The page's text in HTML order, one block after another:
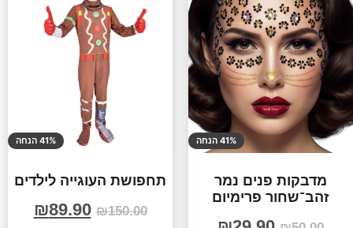
41% הנחה
מדבקות פנים נמר
זהב־שחור פרימיום
41% הנחה
תחפושת העוגייה לילדים
₪150.00
₪89.90